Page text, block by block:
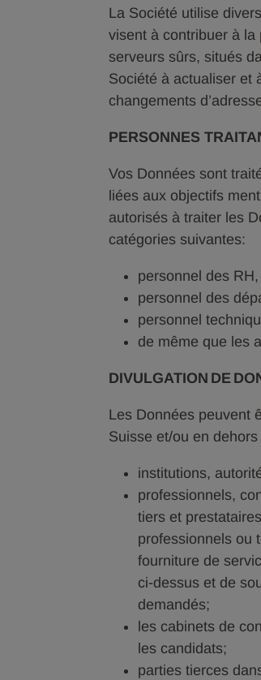
La Société utilise
visent à contribuer à
serveurs sûrs, situés
Société à actualiser et
changements
PERSONNES
Vos Données sont
liées aux objectifs
autorisés à traiter les
catégories suivantes:
personnel des RH,
personnel des
personnel
de même que les
DIVULGATION DE
Les Données peuvent
Suisse et/ou en
institutions,
professionnels,
tiers et
professionnels ou
fourniture de
ci-dessus et de
demandés;
les cabinets de
les candidats;
parties tierces